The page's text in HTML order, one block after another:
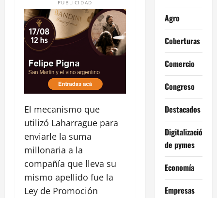
PUBLICIDAD
El mecanismo que
utilizó Laharrague para
enviarle la suma
millonaria a la
compañía que lleva su
mismo apellido fue la
Ley de Promoción
Agro
Coberturas
Comercio
Congreso
Destacados
Digitalización
de pymes
Economía
Empresas